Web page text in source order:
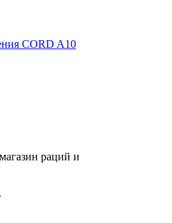
CORD A10
раций и